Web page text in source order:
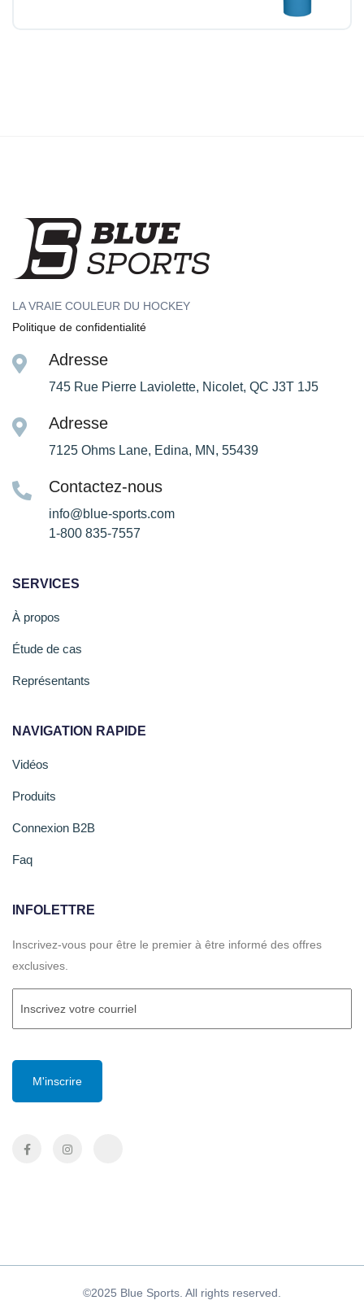
LA VRAIE COULEUR DU HOCKEY
Politique de confidentialité
Adresse
745 Rue Pierre Laviolette, Nicolet, QC J3T 1J5
Adresse
7125 Ohms Lane, Edina, MN, 55439
Contactez-nous
info@blue-sports.com
1-800 835-7557
SERVICES
À propos
Étude de cas
Représentants
NAVIGATION RAPIDE
Vidéos
Produits
Connexion B2B
Faq
INFOLETTRE
Inscrivez-vous pour être le premier à être informé des offres
exclusives.
©2025 Blue Sports. All rights reserved.